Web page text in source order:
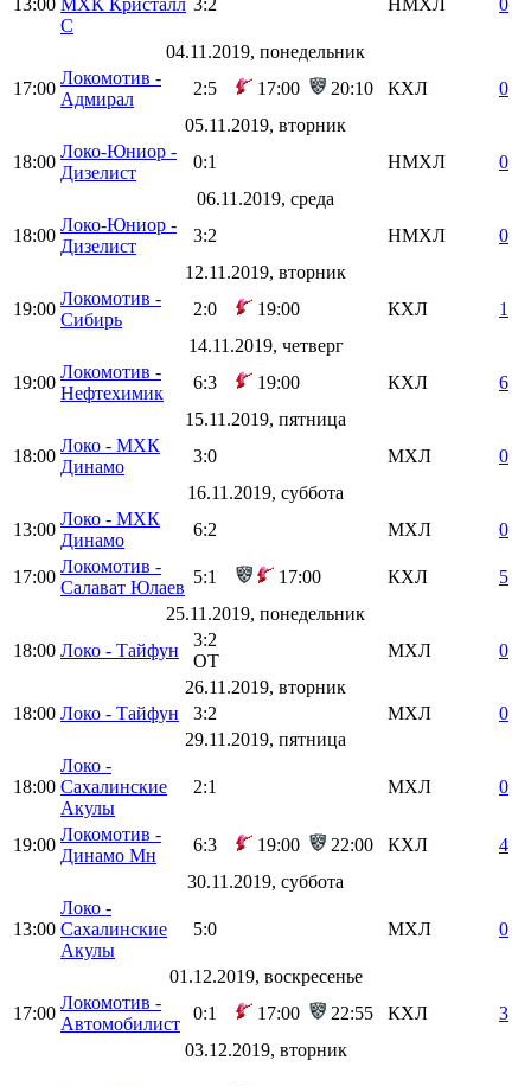
С
04.11.2019, понедельник
17:00
Локомотив -
Адмирал
2:5 17:00 20:10 КХЛ
0
05.11.2019, вторник
18:00
Локо-Юниор -
Дизелист
0:1 НМХЛ
0
06.11.2019, среда
18:00
Локо-Юниор -
Дизелист
3:2 НМХЛ
0
12.11.2019, вторник
19:00
Локомотив -
Сибирь
2:0 19:00 КХЛ
1
14.11.2019, четверг
19:00
Локомотив -
Нефтехимик
6:3 19:00 КХЛ
6
15.11.2019, пятница
18:00
Локо - МХК
Динамо
3:0 МХЛ
0
16.11.2019, суббота
13:00
Локо - МХК
Динамо
6:2 МХЛ 0
17:00
Локомотив -
Салават Юлаев
5:1 17:00 КХЛ
5
25.11.2019, понедельник
18:00 Локо - Тайфун
3:2
ОТ
МХЛ
0
26.11.2019, вторник
18:00 Локо - Тайфун 3:2 МХЛ
0
29.11.2019, пятница
18:00
Локо -
Сахалинские
Акулы
2:1 МХЛ 0
19:00
Локомотив -
Динамо Мн
6:3 19:00 22:00 КХЛ
4
30.11.2019, суббота
13:00
Локо -
Сахалинские
Акулы
5:0 МХЛ 0
01.12.2019, воскресенье
17:00
Локомотив -
Автомобилист
0:1 17:00 22:55 КХЛ
3
03.12.2019, вторник